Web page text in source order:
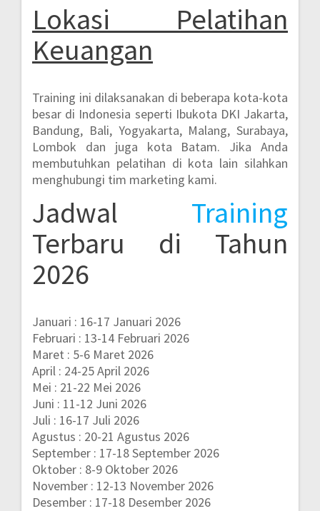
Lokasi Pelatihan
Keuangan
Training ini dilaksanakan di beberapa kota-kota
besar di Indonesia seperti Ibukota DKI Jakarta,
Bandung, Bali, Yogyakarta, Malang, Surabaya,
Lombok dan juga kota Batam. Jika Anda
membutuhkan pelatihan di kota lain silahkan
menghubungi tim marketing kami.
Jadwal Training
Terbaru di Tahun
2026
Januari : 16-17 Januari 2026
Februari : 13-14 Februari 2026
Maret : 5-6 Maret 2026
April : 24-25 April 2026
Mei : 21-22 Mei 2026
Juni : 11-12 Juni 2026
Juli : 16-17 Juli 2026
Agustus : 20-21 Agustus 2026
September : 17-18 September 2026
Oktober : 8-9 Oktober 2026
November : 12-13 November 2026
Desember : 17-18 Desember 2026